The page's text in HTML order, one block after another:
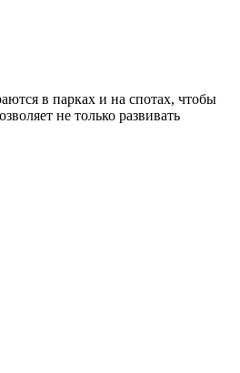
в парках и на спотах, чтобы
не только развивать